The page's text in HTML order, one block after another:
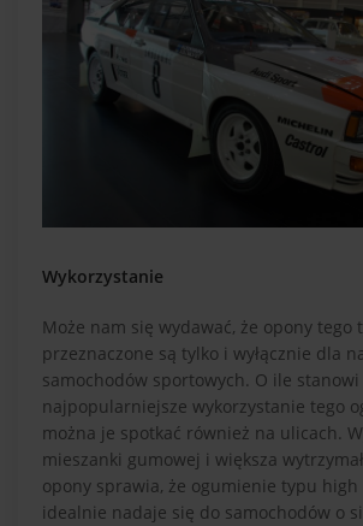
Wykorzystanie
Może nam się wydawać, że opony tego
przeznaczone są tylko i wyłącznie dla
samochodów sportowych. O ile stanowi
najpopularniejsze wykorzystanie tego
można je spotkać również na ulicach.
mieszanki gumowej i większa
opony sprawia, że ogumienie typu
idealnie nadaje się do samochodów o